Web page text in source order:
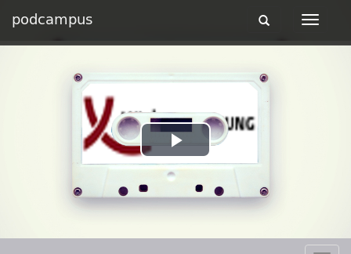
podcampus
Toggle
Toggle
Play
Video